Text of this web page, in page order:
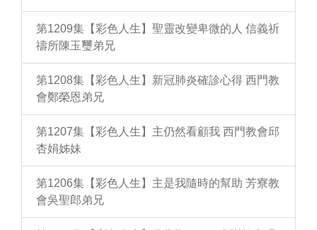
第1209集【彩色人生】聖靈改變卑微的人 信義祈
禱所陳玉璽弟兄
第1208集【彩色人生】新冠肺炎確診心得 西門教
會鄭榮恩弟兄
第1207集【彩色人生】主仍然看顧我 西門教會邱
杏娟姊妹
第1206集【彩色人生】主是我隨時的幫助 芳寮教
會吳聖郎弟兄